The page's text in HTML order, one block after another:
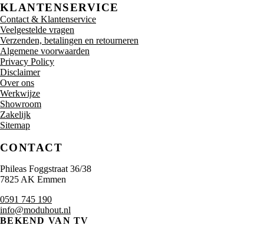
KLANTENSERVICE
Contact & Klantenservice
Veelgestelde vragen
Verzenden, betalingen en retourneren
Algemene voorwaarden
Privacy Policy
Disclaimer
Over ons
Werkwijze
Showroom
Zakelijk
Sitemap
CONTACT
Phileas Foggstraat 36/38
7825 AK Emmen
0591 745 190
info@moduhout.nl
BEKEND VAN TV